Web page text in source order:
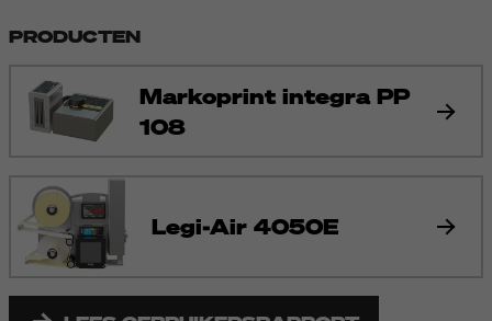
PRODUCTEN
Markoprint integra PP
108
Legi-Air 4050E